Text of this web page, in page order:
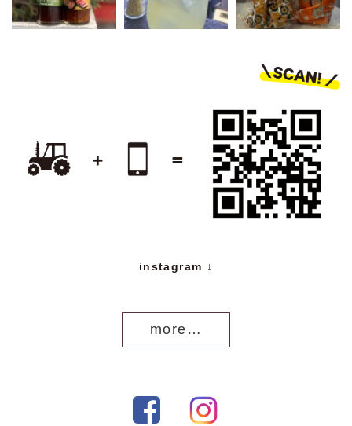
instagram ↓
more…